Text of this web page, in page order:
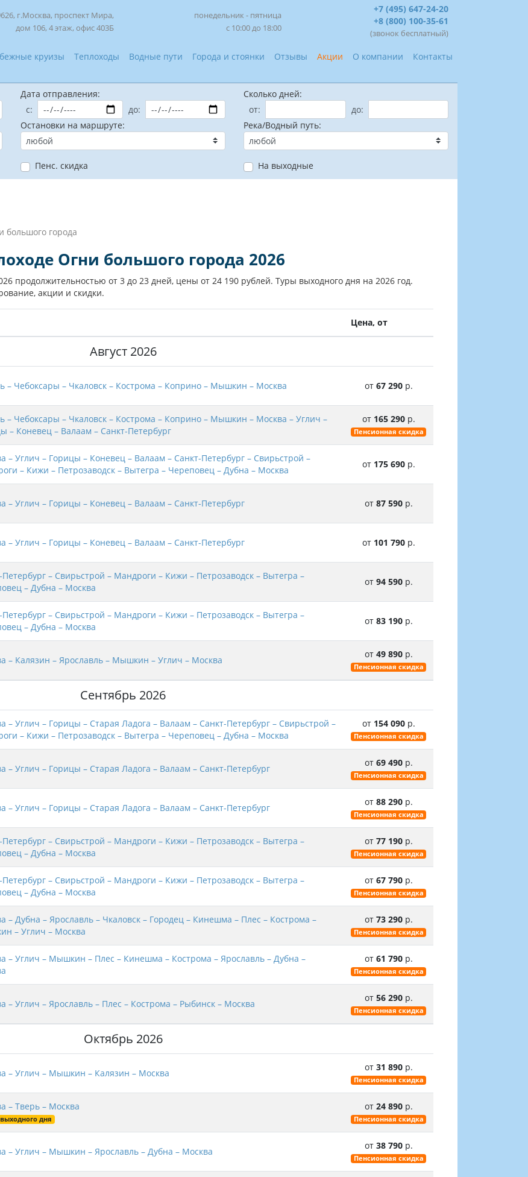
г.Москва, проспект Мира,
дом 106, 4 этаж, офис 403Б
понедельник - пятница
с 10:00 до 18:00
+7 (495) 647-24-20
+8 (800) 100-35-61
(звонок бесплатный)
круизы Теплоходы Водные пути Города и стоянки Отзывы Акции О компании Контакты
Дата отправления:
с:
до:
Сколько дней:
от:
до:
Остановки на маршруте: Река/Водный путь:
Пенс. скидка На выходные
большого города
Огни большого города 2026
продолжительностью от 3 до 23 дней, цены от 24 190 рублей. Туры выходного дня на 2026 год.
акции и скидки.
Цена, от
Август 2026
– Чебоксары – Чкаловск – Кострома – Коприно – Мышкин – Москва от 67 290р.
– Чебоксары – Чкаловск – Кострома – Коприно – Мышкин – Москва – Углич –
– Коневец – Валаам – Санкт-Петербург
от 165 290р.
Пенсионная скидка
– Углич – Горицы – Коневец – Валаам – Санкт-Петербург – Свирьстрой –
– Кижи – Петрозаводск – Вытегра – Череповец – Дубна – Москва
от 175 690р.
– Углич – Горицы – Коневец – Валаам – Санкт-Петербург от 87 590р.
– Углич – Горицы – Коневец – Валаам – Санкт-Петербург от 101 790р.
Петербург – Свирьстрой – Мандроги – Кижи – Петрозаводск – Вытегра –
– Дубна – Москва
от 94 590р.
Петербург – Свирьстрой – Мандроги – Кижи – Петрозаводск – Вытегра –
– Дубна – Москва
от 83 190р.
– Калязин – Ярославль – Мышкин – Углич – Москва
от 49 890р.
Пенсионная скидка
Сентябрь 2026
– Углич – Горицы – Старая Ладога – Валаам – Санкт-Петербург – Свирьстрой –
– Кижи – Петрозаводск – Вытегра – Череповец – Дубна – Москва
от 154 090р.
Пенсионная скидка
– Углич – Горицы – Старая Ладога – Валаам – Санкт-Петербург
от 69 490р.
Пенсионная скидка
– Углич – Горицы – Старая Ладога – Валаам – Санкт-Петербург
от 88 290р.
Пенсионная скидка
Петербург – Свирьстрой – Мандроги – Кижи – Петрозаводск – Вытегра –
– Дубна – Москва
от 77 190р.
Пенсионная скидка
Петербург – Свирьстрой – Мандроги – Кижи – Петрозаводск – Вытегра –
– Дубна – Москва
от 67 790р.
Пенсионная скидка
– Дубна – Ярославль – Чкаловск – Городец – Кинешма – Плес – Кострома –
– Углич – Москва
от 73 290р.
Пенсионная скидка
– Углич – Мышкин – Плес – Кинешма – Кострома – Ярославль – Дубна –
от 61 790р.
Пенсионная скидка
– Углич – Ярославль – Плес – Кострома – Рыбинск – Москва
от 56 290р.
Пенсионная скидка
Октябрь 2026
– Углич – Мышкин – Калязин – Москва
от 31 890р.
Пенсионная скидка
– Тверь – Москва
дня
от 24 890р.
Пенсионная скидка
– Углич – Мышкин – Ярославль – Дубна – Москва
от 38 790р.
Пенсионная скидка